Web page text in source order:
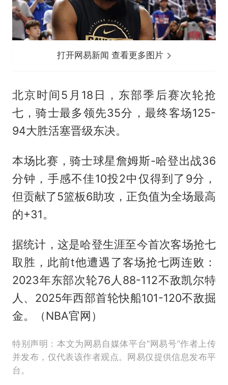
打开网易新闻 查看更多图片
北京时间5月18日，东部季后赛次轮抢
七，骑士最多领先35分，最终客场125-
94大胜活塞晋级东决。
本场比赛，骑士球星詹姆斯-哈登出战36
分钟，手感不佳10投2中仅得到了9分，
但贡献了5篮板6助攻，正负值为全场最高
的+31。
据统计，这是哈登生涯至今首次客场抢七
取胜，此前t他遭遇了客场抢七两连败：
2023年东部次轮76人88-112不敌凯尔特
人、2025年西部首轮快船101-120不敌掘
金。（NBA官网）
特别声明：本文为网易自媒体平台“网易号”作者上传
并发布，仅代表该作者观点。网易仅提供信息发布平
台。